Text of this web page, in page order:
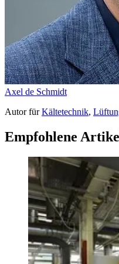
Axel de Schmidt
AutorfürKältetechnik,
Empfohlene